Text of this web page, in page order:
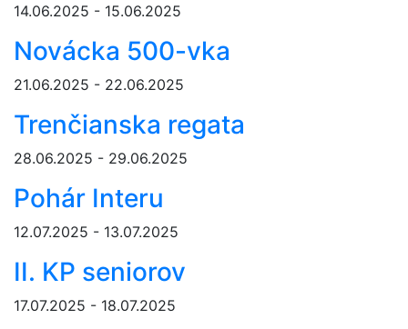
14.06.2025 - 15.06.2025
Novácka 500-vka
21.06.2025 - 22.06.2025
Trenčianska regata
28.06.2025 - 29.06.2025
Pohár Interu
12.07.2025 - 13.07.2025
II. KP seniorov
17.07.2025 - 18.07.2025